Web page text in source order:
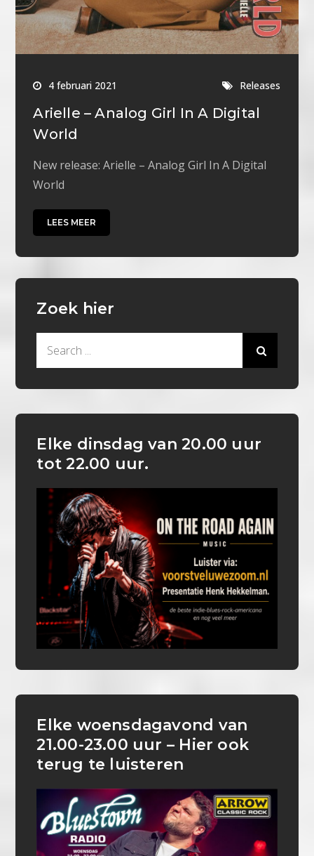
4 februari 2021 Releases
Arielle – Analog Girl In A Digital
World
New release: Arielle – Analog Girl In A Digital
World
LEES MEER
Zoek hier
Elke dinsdag van 20.00 uur
tot 22.00 uur.
Elke woensdagavond van
21.00-23.00 uur – Hier ook
terug te luisteren